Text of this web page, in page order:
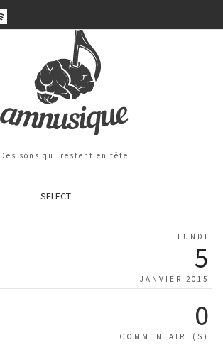
Des sons qui restent en tête
SELECT
LUNDI
5
JANVIER 2015
0
COMMENTAIRE(S)